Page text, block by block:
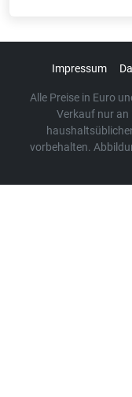
Impressum
Alle Preise in Euro
Verkauf nur an
vorbehalten.